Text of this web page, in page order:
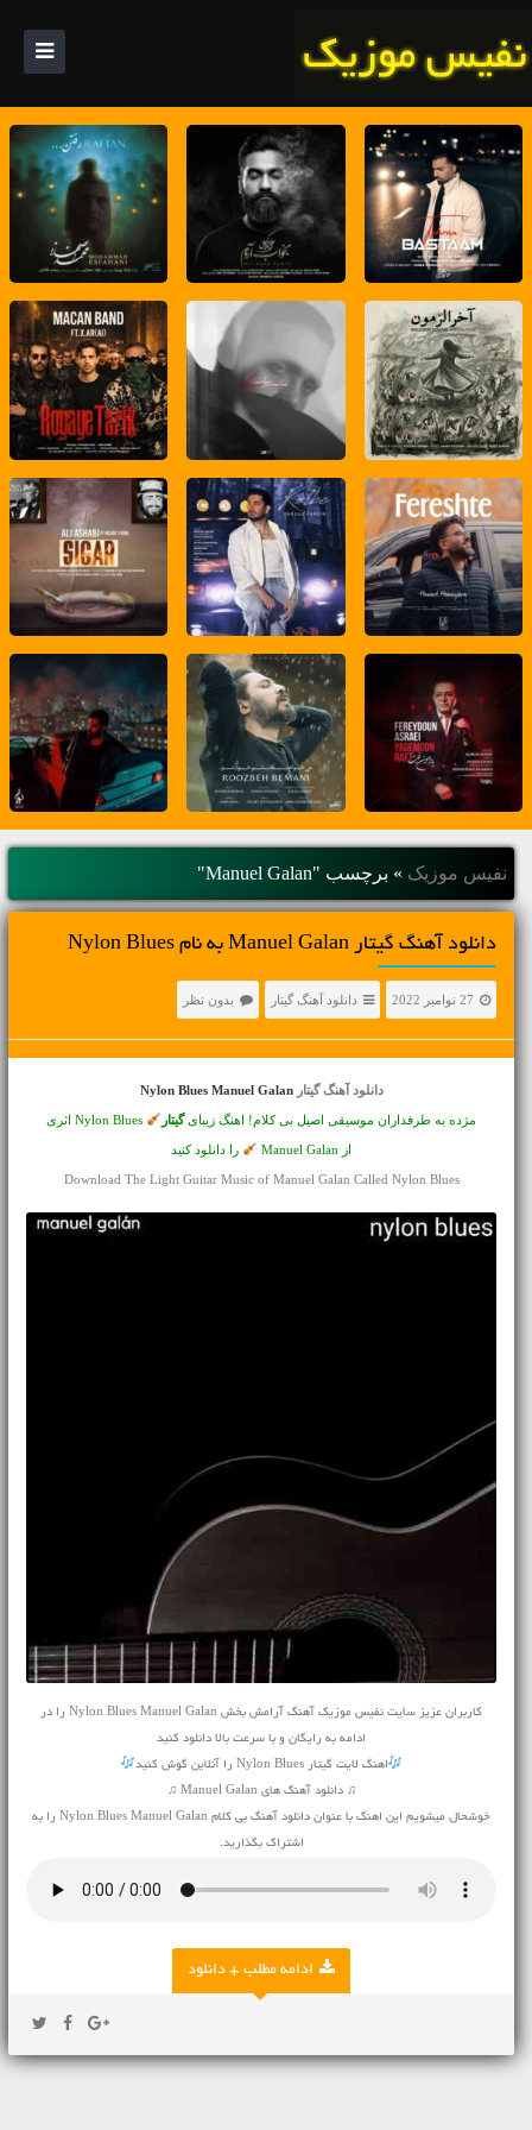
نفیس موزیک » برچسب "Manuel Galan"
دانلود آهنگ گیتار Manuel Galan به نام Nylon Blues
27 نوامبر 2022 دانلود آهنگ گیتار بدون نظر
دانلود آهنگ گیتار Nylon Blues Manuel Galan
مژده به طرفداران موسیقی اصیل بی کلام! اهنگ زیبایگیتار Nylon Blues اثری
از Manuel Galan را دانلود کنید
Download The Light Guitar Music of Manuel Galan Called Nylon Blues
کاربران عزیز سایت نفیس موزیک آهنگ آرامش بخش Nylon Blues Manuel Galan را در
ادامه به رایگان و با سرعت بالا دانلود کنید
اهنگ لایت گیتار Nylon Blues را آنلاین گوش کنید
♫ دانلود آهنگ های Manuel Galan ♫
خوشحال میشویم این اهنگ با عنوان دانلود آهنگ بی کلام Nylon Blues Manuel Galan را به
اشتراک بگذارید.
ادامه مطلب + دانلود